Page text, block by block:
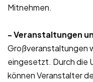
Mitnehmen.
- Veranstaltungen
Großveranstaltungen
eingesetzt. Durch die
können Veranstalter